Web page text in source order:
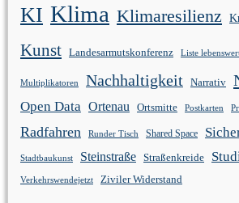
KI Klima Klimaresilienz
Kunst Landesarmutskonferenz Liste
Multiplikatoren Nachhaltigkeit Narrativ
Open Data Ortenau Ortsmitte Postkarten
Radfahren Runder Tisch Shared Space
Stadtbaukunst Steinstraße Straßenkreide
Verkehrswendejetzt Ziviler Widerstand